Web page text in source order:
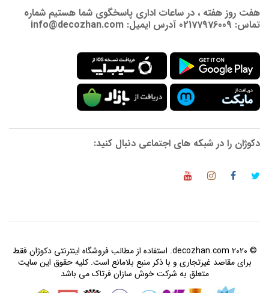
هفت روز هفته ، در ساعات اداری پاسخگوی شما هستیم شماره
تماس: 02177976009 آدرس ایمیل: info@decozhan.com
دکوژان را در شبکه های اجتماعی دنبال کنید:
© 2020 decozhan.com. استفاده از مطالب فروشگاه اینترنتی دکوژان فقط
برای مقاصد غیرتجاری و با ذکر منبع بلامانع است. کلیه حقوق این سایت
متعلق به شرکت خوش سازان فرتاک می باشد